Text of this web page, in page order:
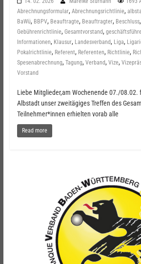
Abrechnungsformular, Abrechnungsrichtlinie,
BaWü, BBPV, Beauftragte, Beauftragter, Beschluss,
Gebührenrichtlinie, Gesamtvorstand,
Informationen, Klausur, Landesverband, Liga,
Pokalrichtlinie, Referent, Referenten, Richtlinie,
Spesenabrechnung, Tagung, Verband, Vize,
Vorstand
Liebe Mitglieder,am Wochenende 07./08.02.
Albstadt unser zweitägiges Treffen des
Teilnehmer*innen erhielten vorab alle
Read more